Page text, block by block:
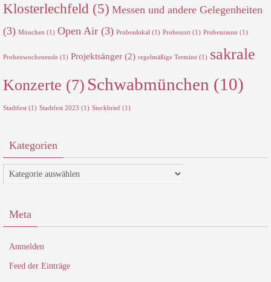
Klosterlechfeld (5) Messen und andere Gelegenheiten
(3) München (1) Open Air (3) Probenlokal (1) Probenort (1) Probenraum (1)
Probenwochenende (1) Projektsänger (2) regelmäßige Termine (1) sakrale
Konzerte (7) Schwabmünchen (10)
Stadtfest (1) Stadtfest 2023 (1) Steckbrief (1)
Kategorien
Kategorien
Meta
Anmelden
Feed der Einträge